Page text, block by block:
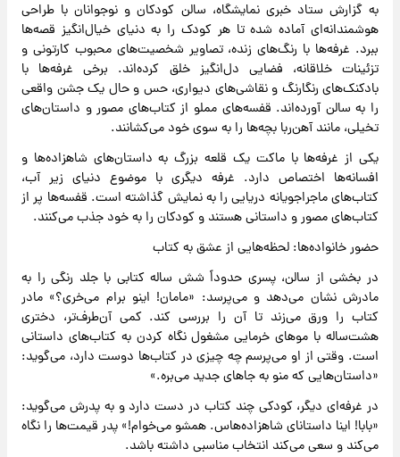
به گزارش ستاد خبری نمایشگاه، سالن کودکان و نوجوانان با طراحی
هوشمندانه‌ای آماده شده تا هر کودک را به دنیای خیال‌انگیز قصه‌ها
ببرد. غرفه‌ها با رنگ‌های زنده، تصاویر شخصیت‌های محبوب کارتونی و
تزئینات خلاقانه، فضایی دل‌انگیز خلق کرده‌اند. برخی غرفه‌ها با
بادکنک‌های رنگارنگ و نقاشی‌های دیواری، حس و حال یک جشن واقعی
را به سالن آورده‌اند. قفسه‌های مملو از کتاب‌های مصور و داستان‌های
تخیلی، مانند آهن‌ربا بچه‌ها را به سوی خود می‌کشانند.
یکی از غرفه‌ها با ماکت یک قلعه بزرگ به داستان‌های شاهزاده‌ها و
افسانه‌ها اختصاص دارد. غرفه دیگری با موضوع دنیای زیر آب،
کتاب‌های ماجراجویانه دریایی را به نمایش گذاشته است. قفسه‌ها پر از
کتاب‌های مصور و داستانی هستند و کودکان را به خود جذب می‌کنند.
حضور خانواده‌ها: لحظه‌هایی از عشق به کتاب
در بخشی از سالن، پسری حدوداً شش ساله کتابی با جلد رنگی را به
مادرش نشان می‌دهد و می‌پرسد: «مامان! اینو برام می‌خری؟» مادر
کتاب را ورق می‌زند تا آن را بررسی کند. کمی آن‌طرف‌تر، دختری
هشت‌ساله با موهای خرمایی مشغول نگاه کردن به کتاب‌های داستانی
است. وقتی از او می‌پرسم چه چیزی در کتاب‌ها دوست دارد، می‌گوید:
«داستان‌هایی که منو به جاهای جدید می‌بره.»
در غرفه‌ای دیگر، کودکی چند کتاب در دست دارد و به پدرش می‌گوید:
«بابا! اینا داستانای شاهزاده‌هاس. همشو می‌خوام!» پدر قیمت‌ها را نگاه
می‌کند و سعی می‌کند انتخاب مناسبی داشته باشد.